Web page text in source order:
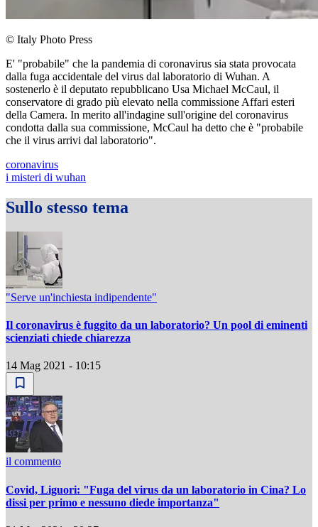
© Italy Photo Press
E' "probabile" che la pandemia di coronavirus sia stata provocata
dalla fuga accidentale del virus dal laboratorio di Wuhan. A
sostenerlo è il deputato repubblicano Usa Michael McCaul, il
conservatore di grado più elevato nella commissione Affari esteri
della Camera. In merito all'indagine sull'origine del coronavirus
condotta dalla sua commissione, McCaul ha detto che è "probabile
che il virus arrivi dal laboratorio".
coronavirus
i misteri di wuhan
Sullo stesso tema
"Serve un'inchiesta indipendente"
Il coronavirus è fuggito da un laboratorio? Un pool di eminenti
scienziati chiede chiarezza
14 Mag 2021 - 10:15
il commento
Covid, Liguori: "Fuga del virus da un laboratorio in Cina? Lo
dissi per primo e nessuno diede importanza"